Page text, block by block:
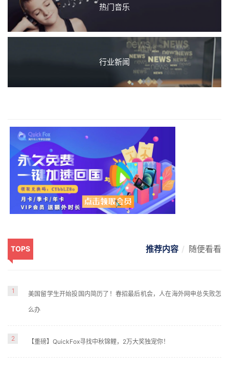
热门音乐
行业新闻
TOPS 推荐内容 随便看看
1 美国留学生开始投国内简历了！春招最后机会，人在海外网申总失败怎
么办
2 【重磅】QuickFox寻找中秋锦鲤，2万大奖独宠你！